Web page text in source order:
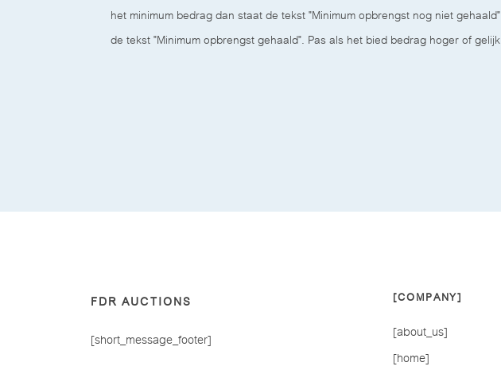
het minimum bedrag dan staat de tekst "Minimum opbrengst nog niet
de tekst "Minimum opbrengst gehaald". Pas als het bied bedrag hoger of
FDR AUCTIONS
[short_message_footer]
[COMPANY]
[about_us]
[home]